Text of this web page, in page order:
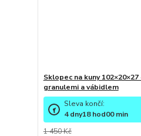
Sklopec na kuny
granulemi a vábidlem
1 450 Kč
Sleva končí:
4 dny18hod00min